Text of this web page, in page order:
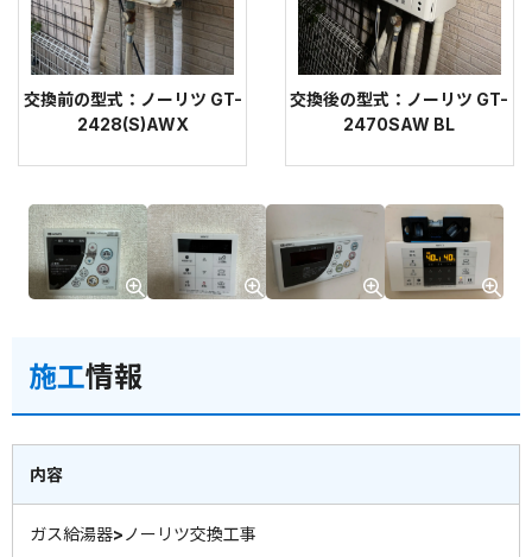
交換前の型式：ノーリツ GT-
2428(S)AWX
交換後の型式：ノーリツ GT-
2470SAW BL
施工情報
内容
ガス給湯器>ノーリツ交換工事